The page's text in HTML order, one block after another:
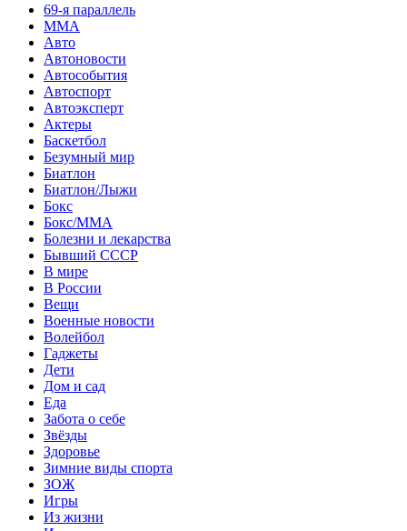
69-я параллель
MMA
Авто
Автоновости
Автособытия
Автоспорт
Автоэксперт
Актеры
Баскетбол
Безумный мир
Биатлон
Биатлон/Лыжи
Бокс
Бокс/MMA
Болезни и лекарства
Бывший СССР
В мире
В России
Вещи
Военные новости
Волейбол
Гаджеты
Дети
Дом и сад
Еда
Забота о себе
Звёзды
Здоровье
Зимние виды спорта
ЗОЖ
Игры
Из жизни